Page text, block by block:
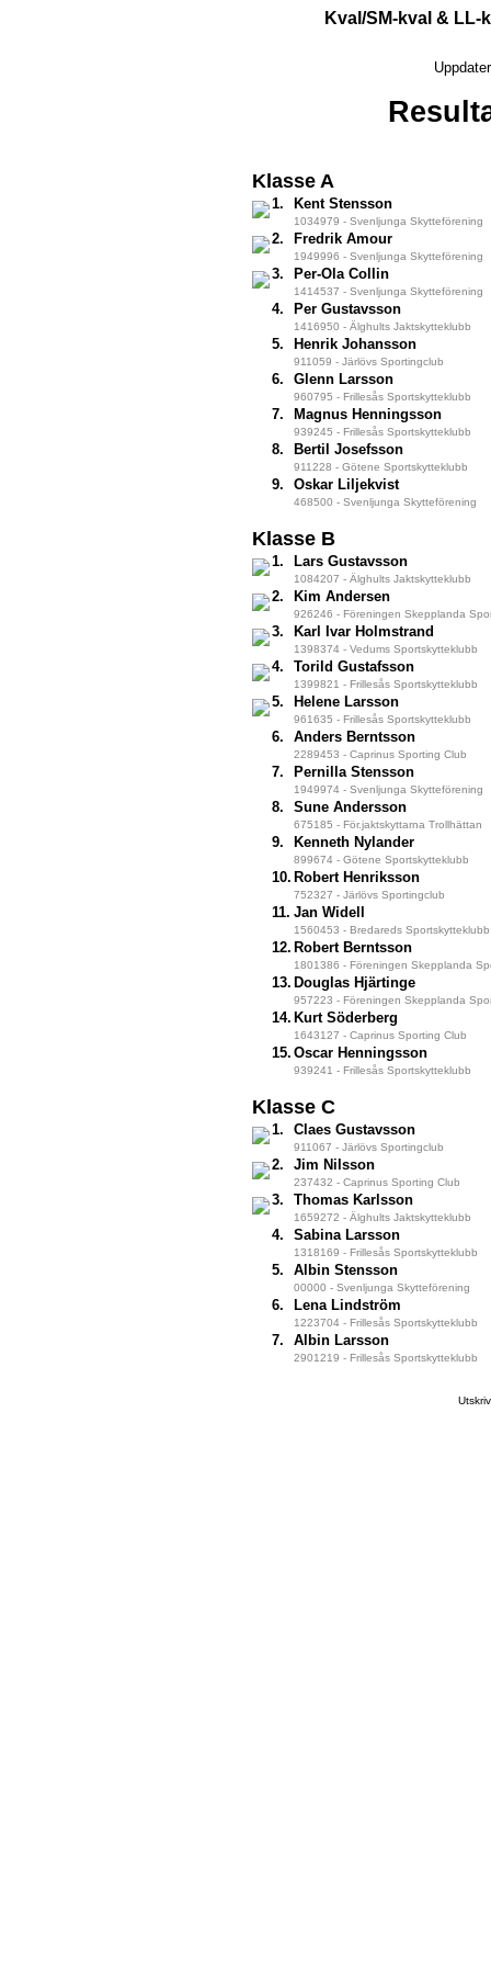
Kval/SM-kval &
Klasse A
1. Kent Stensson
1034979 - Svenljunga Skytteförening
2. Fredrik Amour
1949996 - Svenljunga Skytteförening
3. Per-Ola Collin
1414537 - Svenljunga Skytteförening
4. Per Gustavsson
1416950 - Älghults Jaktskytteklubb
5. Henrik Johansson
911059 - Järlövs Sportingclub
6. Glenn Larsson
960795 - Frillesås Sportskytteklubb
7. Magnus Henningsson
939245 - Frillesås Sportskytteklubb
8. Bertil Josefsson
911228 - Götene Sportskytteklubb
9. Oskar Liljekvist
468500 - Svenljunga Skytteförening
Klasse B
1. Lars Gustavsson
1084207 - Älghults Jaktskytteklubb
2. Kim Andersen
926246 - Föreningen Skepplanda
3. Karl Ivar Holmstrand
1398374 - Vedums Sportskytteklubb
4. Torild Gustafsson
1399821 - Frillesås Sportskytteklubb
5. Helene Larsson
961635 - Frillesås Sportskytteklubb
6. Anders Berntsson
2289453 - Caprinus Sporting Club
7. Pernilla Stensson
1949974 - Svenljunga Skytteförening
8. Sune Andersson
675185 - För.jaktskyttarna Trollhättan
9. Kenneth Nylander
899674 - Götene Sportskytteklubb
10. Robert Henriksson
752327 - Järlövs Sportingclub
11. Jan Widell
1560453 - Bredareds Sportskytteklubb
12. Robert Berntsson
1801386 - Föreningen Skepplanda
13. Douglas Hjärtinge
957223 - Föreningen Skepplanda
14. Kurt Söderberg
1643127 - Caprinus Sporting Club
15. Oscar Henningsson
939241 - Frillesås Sportskytteklubb
Klasse C
1. Claes Gustavsson
911067 - Järlövs Sportingclub
2. Jim Nilsson
237432 - Caprinus Sporting Club
3. Thomas Karlsson
1659272 - Älghults Jaktskytteklubb
4. Sabina Larsson
1318169 - Frillesås Sportskytteklubb
5. Albin Stensson
00000 - Svenljunga Skytteförening
6. Lena Lindström
1223704 - Frillesås Sportskytteklubb
7. Albin Larsson
2901219 - Frillesås Sportskytteklubb